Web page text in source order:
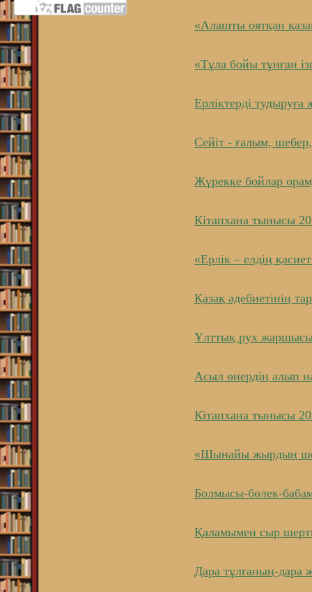
«Алашты оятқан
«Тұла бойы тұнған
Ерліктерді тудыруға
Сейіт - ғалым,
Жүрекке бойлар
Кітапхана тынысы
«Ерлік – елдің
Қазақ әдебиетінің
Ұлттық рух
Асыл өнердің алып
Кітапхана тынысы
«Шынайы жырдың
Болмысы-бөлек-
Қаламымен сыр
Дара тұлғаның-дара